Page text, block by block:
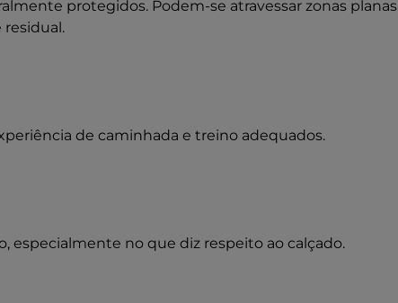
protegidos. Podem-se atravessar zonas planas
de caminhada e treino adequados.
especialmente no que diz respeito ao calçado.